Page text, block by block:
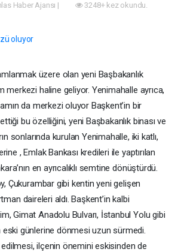
Haber Ajansı | 3248+ kez okundu.
üzere olan yeni Başbakanlık
haline geliyor. Yenimahalle ayrıca,
da merkezi oluyor Başkent’in bir
bu özelliğini, yeni Başbakanlık binası ve
sonlarında kurulan Yenimahalle, iki katlı,
, Emlak Bankası kredileri ile yaptırılan
en ayrıcalıklı semtine dönüştürdü.
Çukurambar gibi kentin yeni gelişen
daireleri aldı. Başkent’in kalbi
Gimat Anadolu Bulvarı, İstanbul Yolu gibi
eski günlerine dönmesi uzun sürmedi.
edilmesi, ilçenin önemini eskisinden de